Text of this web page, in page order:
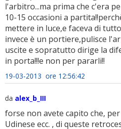
l'arbitro...ma prima che c'era
10-15 occasioni a
mettere in luce,e faceva di
invece è un portiere,pulisce
uscite e sopratutto dirige la
in porta!!!e non per pararli!!
19-03-2013 ore 12:56:42
da alex_b_III
forse non avete capito che,
Udinese ecc. , di queste